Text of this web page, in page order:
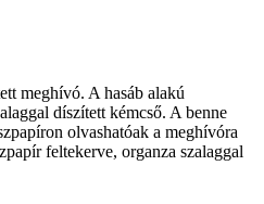
meghívó. A hasáb alakú
díszített kémcső. A benne
olvashatóak a meghívóra
feltekerve, organza szalaggal